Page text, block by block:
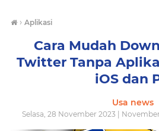
› Aplikasi
Cara Mudah
Twitter Tanpa
iOS dan
Usa news
Selasa, 28 November 2023 |